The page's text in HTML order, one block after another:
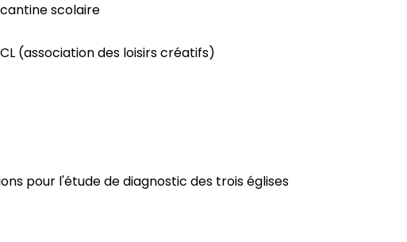
scolaire
(association des loisirs créatifs)
pour l'étude de diagnostic des trois églises